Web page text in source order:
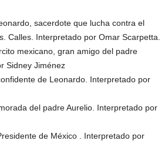
sacerdote que lucha contra el
Calles. Interpretado por Omar Scarpetta.
mexicano, gran amigo del padre
Sidney Jiménez
de Leonardo. Interpretado por
del padre Aurelio. Interpretado por
de México . Interpretado por